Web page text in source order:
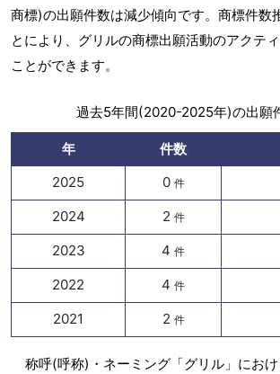
商標)の出願件数は減少傾向です。商標件数
とにより、グリルの商標出願活動のアクテ
ことができます。
過去5年間(2020-2025年)の出願
年 件数
2025
0 件
2024 2 件
2023 4 件
2022 4 件
2021 2 件
称呼(呼称)・ネーミング「グリル」におけ